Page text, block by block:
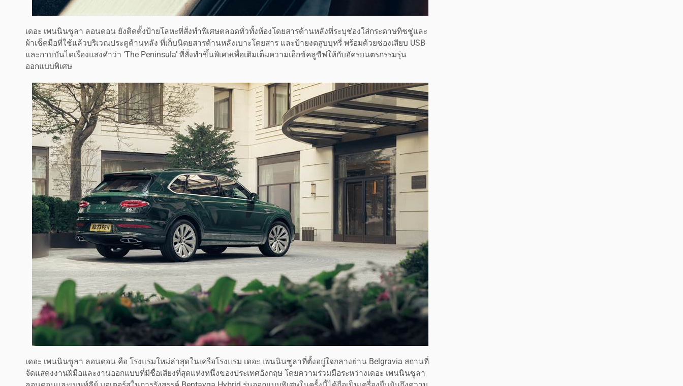
เดอะ เพนนินซูลา ลอนดอน ยังติดตั้งป้ายโลหะที่สั่งทำพิเศษตลอดทั่วทั้งห้องโดยสารด้านหลังที่ระบุช่องใส่กระดาษทิชชู่และ
ผ้าเช็ดมือที่ใช้แล้วบริเวณประตูด้านหลัง ที่เก็บนิตยสารด้านหลังเบาะโดยสาร และป้ายงดสูบบุหรี่ พร้อมด้วยช่องเสียบ USB
และกาบบันไดเรืองแสงคำว่า ‘The Peninsula’ ที่สั่งทำขึ้นพิเศษเพื่อเติมเต็มความเอ็กซ์คลูซีฟให้กับอัครยนตรกรรมรุ่น
ออกแบบพิเศษ
เดอะ เพนนินซูลา ลอนดอน คือ โรงแรมใหม่ล่าสุดในเครือโรงแรม เดอะ เพนนินซูลาที่ตั้งอยู่ใจกลางย่าน Belgravia สถานที่
จัดแสดงงานฝีมือและงานออกแบบที่มีชื่อเสียงที่สุดแห่งหนึ่งของประเทศอังกฤษ โดยความร่วมมือระหว่างเดอะ เพนนินซูลา